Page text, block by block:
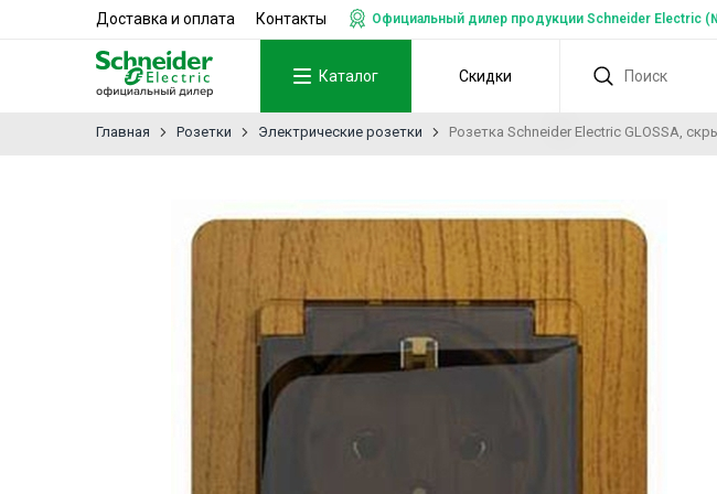
Доставка и оплата Контакты Официальный дилер продукции Schneider Electric
Каталог Скидки
Главная Розетки Электрические розетки Розетка Schneider Electric GLOSSA,